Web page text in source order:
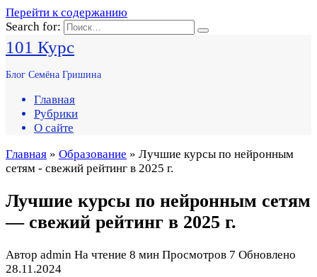
Перейти к содержанию
Search for:
101 Курс
Блог Семёна Гришина
Главная
Рубрики
О сайте
Главная » Образование » Лучшие курсы по нейронным
сетям - свежий рейтинг в 2025 г.
Лучшие курсы по нейронным сетям
— свежий рейтинг в 2025 г.
Автор admin На чтение 8 мин Просмотров 7 Обновлено
28.11.2024